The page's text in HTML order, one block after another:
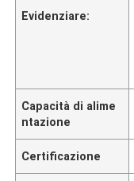
Evidenziare:
Capacità di alime
ntazione
Certificazione